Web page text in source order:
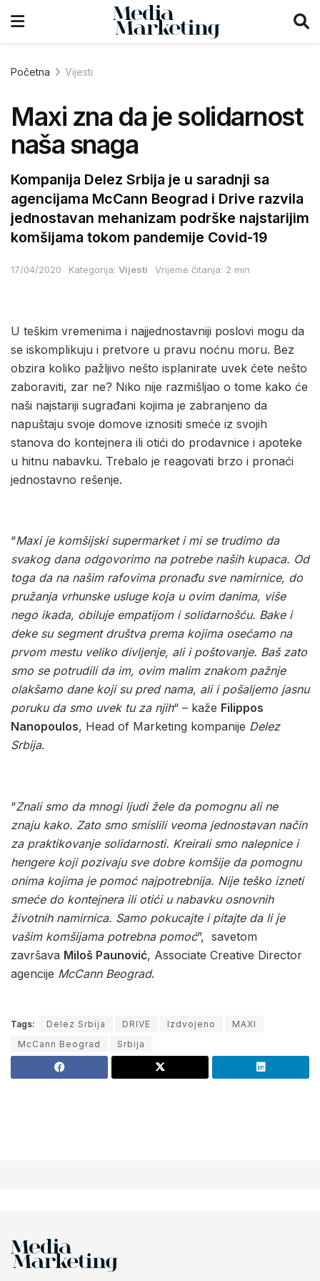
Početna Vijesti
Maxi zna da je solidarnost
naša snaga
Kompanija Delez Srbija je u saradnji sa
agencijama McCann Beograd i Drive razvila
jednostavan mehanizam podrške najstarijim
komšijama tokom pandemije Covid-19
17/04/2020 Kategorija: Vijesti Vrijeme čitanja: 2 min
U teškim vremenima i najjednostavniji poslovi mogu da
se iskomplikuju i pretvore u pravu noćnu moru. Bez
obzira koliko pažljivo nešto isplanirate uvek ćete nešto
zaboraviti, zar ne? Niko nije razmišljao o tome kako će
naši najstariji sugrađani kojima je zabranjeno da
napuštaju svoje domove iznositi smeće iz svojih
stanova do kontejnera ili otići do prodavnice i apoteke
u hitnu nabavku. Trebalo je reagovati brzo i pronaći
jednostavno rešenje.
“Maxi je komšijski supermarket i mi se trudimo da
svakog dana odgovorimo na potrebe naših kupaca. Od
toga da na našim rafovima pronađu sve namirnice, do
pružanja vrhunske usluge koja u ovim danima, više
nego ikada, obiluje empatijom i solidarnošću. Bake i
deke su segment društva prema kojima osećamo na
prvom mestu veliko divljenje, ali i poštovanje. Baš zato
smo se potrudili da im, ovim malim znakom pažnje
olakšamo dane koji su pred nama, ali i pošaljemo jasnu
poruku da smo uvek tu za njih“ – kaže Filippos
Nanopoulos, Head of Marketing kompanije Delez
Srbija.
“Znali smo da mnogi ljudi žele da pomognu ali ne
znaju kako. Zato smo smislili veoma jednostavan način
za praktikovanje solidarnosti. Kreirali smo nalepnice i
hengere koji pozivaju sve dobre komšije da pomognu
onima kojima je pomoć najpotrebnija. Nije teško izneti
smeće do kontejnera ili otići u nabavku osnovnih
životnih namirnica. Samo pokucajte i pitajte da li je
vašim komšijama potrebna pomoć”, savetom
završava Miloš Paunović, Associate Creative Director
agencije McCann Beograd.
Tags: Delez Srbija DRIVE Izdvojeno
MAXI
McCann Beograd
Srbija